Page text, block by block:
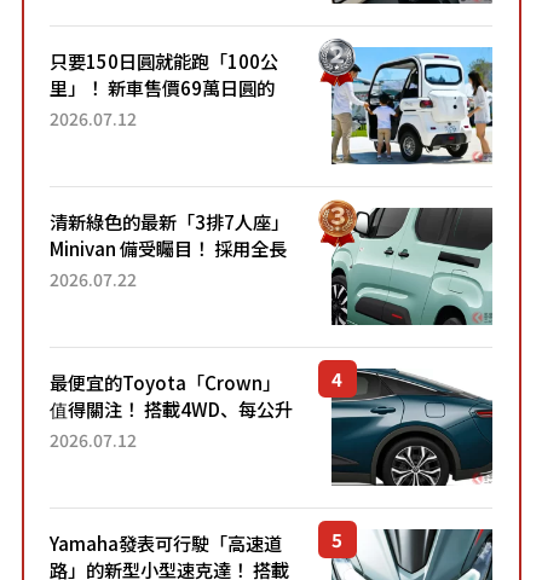
只要150日圓就能跑「100公
里」！ 新車售價69萬日圓的
「3人座」Trike大受歡迎！ 順
2026.07.12
清新綠色的最新「3排7人座」
Minivan 備受矚目！ 採用全長
4.7公尺剛剛好的車身尺寸與
2026.07.22
最便宜的Toyota「Crown」
值得關注！ 搭載4WD、每公升
22.4公里低油耗表現超亮眼！
2026.07.12
Yamaha發表可行駛「高速道
路」的新型小型速克達！ 搭載